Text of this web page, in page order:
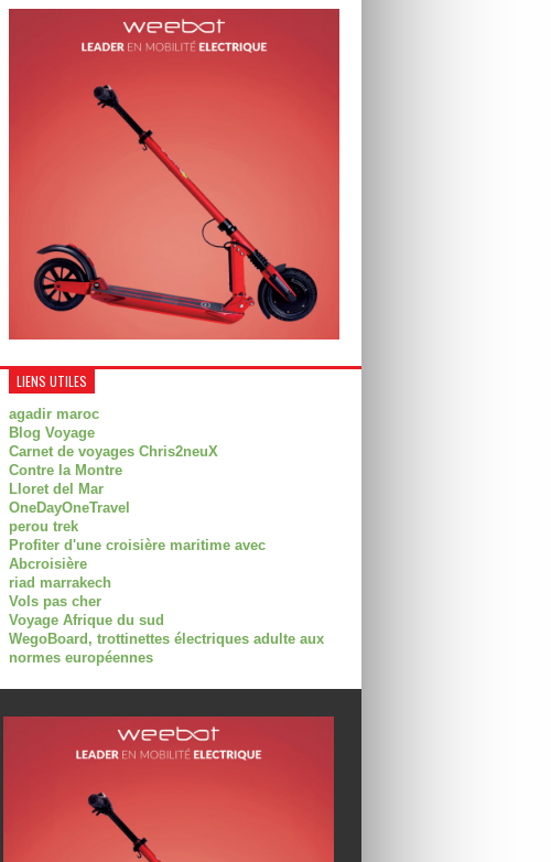
LIENS UTILES
agadir maroc
Blog Voyage
Carnet de voyages Chris2neuX
Contre la Montre
Lloret del Mar
OneDayOneTravel
perou trek
Profiter d'une croisière maritime avec
Abcroisière
riad marrakech
Vols pas cher
Voyage Afrique du sud
WegoBoard, trottinettes électriques adulte aux
normes européennes